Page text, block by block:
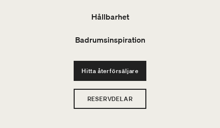
Hållbarhet
Badrumsinspiration
Hitta återförsäljare
RESERVDELAR